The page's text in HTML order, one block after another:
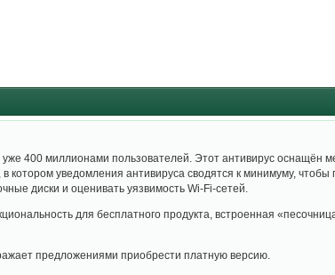
уже 400 миллионами пользователей. Этот антивирус
котором уведомления антивируса сводятся к минимуму,
диски и оценивать уязвимость Wi-Fi-сетей.
для бесплатного продукта, встроенная
предложениями приобрести платную версию.